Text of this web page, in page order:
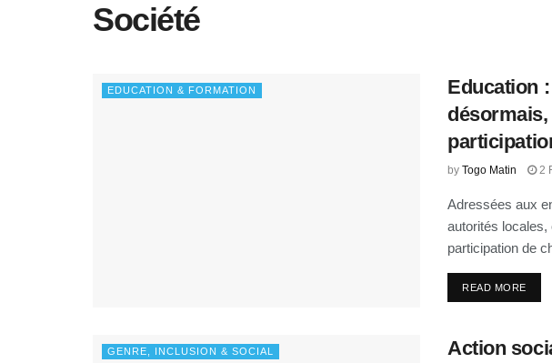
Société
EDUCATION & FORMATION
Education
by Togo Matin 2
Adressées aux
autorités
participation de
READ MORE
GENRE, INCLUSION & SOCIAL
Action